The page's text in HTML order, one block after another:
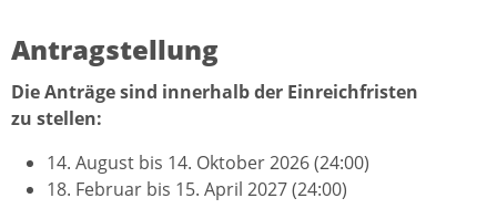
Antragstellung
Die Anträge sind innerhalb der Einreichfristen
zu stellen:
14. August bis 14. Oktober 2026 (24:00)
18. Februar bis 15. April 2027 (24:00)